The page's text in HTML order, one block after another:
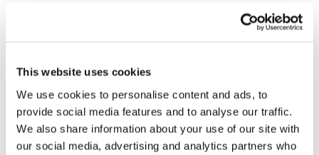
This website uses cookies
We use cookies to personalise content and ads, to
provide social media features and to analyse our traffic.
We also share information about your use of our site with
our social media, advertising and analytics partners who